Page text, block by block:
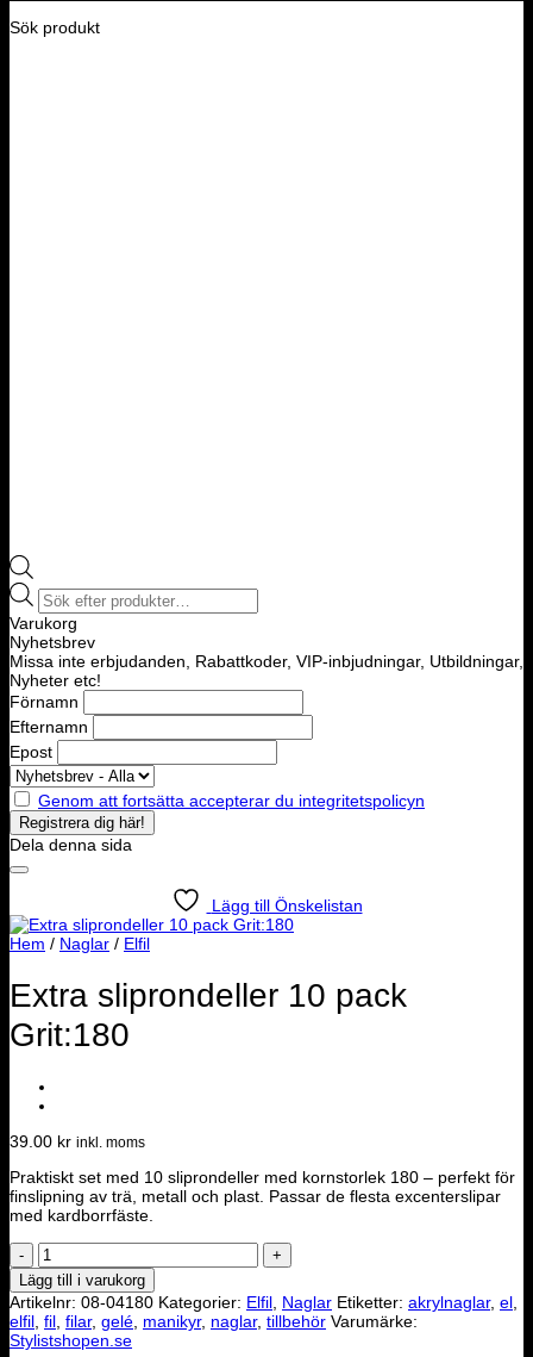
Sök produkt
Products
search
Varukorg
Nyhetsbrev
Missa inte erbjudanden, Rabattkoder, VIP-inbjudningar, Utbildningar,
Nyheter etc!
Förnamn
Efternamn
Epost
Genom att fortsätta accepterar du integritetspolicyn
Dela denna sida
Lägg till Önskelistan
Hem / Naglar / Elfil
Extra sliprondeller 10 pack
Grit:180
39.00 kr inkl. moms
Praktiskt set med 10 sliprondeller med kornstorlek 180 – perfekt för
finslipning av trä, metall och plast. Passar de flesta excenterslipar
med kardborrfäste.
Extra
sliprondeller
10
pack
Grit:180
mängd
Lägg till i varukorg
Artikelnr: 08-04180 Kategorier: Elfil Naglar Etiketter: akrylnaglar, el
elfil fil filar, gelé manikyr, naglar, tillbehör Varumärke:
Stylistshopen.se